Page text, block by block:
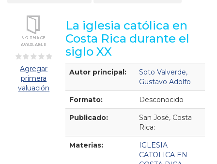
Agregar
primera
valuación
La iglesia católica en
Costa Rica durante el
siglo XX
Detalles Bibliográficos
Autor principal:
Soto Valverde,
Gustavo Adolfo
Formato: Desconocido
Publicado:
San José, Costa
Rica:
Materias:
IGLESIA
CATOLICA EN